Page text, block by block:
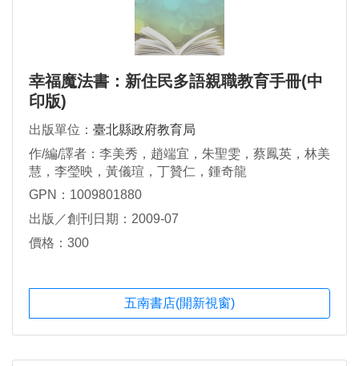
幸福魔法書：新住民多語親職教育手冊(中
印版)
出版單位： 臺北縣政府教育局
作/編/譯者：李美秀，趙端宜，朱聖雯，蔡鳳英，林美
慧，李瑩映，黃儀瑄，丁贊仁，鍾奇龍
GPN：1009801880
出版／創刊日期：2009-07
價格：300
五南書店(開新視窗)